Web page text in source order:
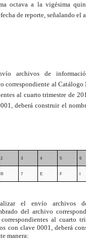
octava a la vigésima
de reporte, señalando el
archivos de
correspondiente al
al cuarto trimestre de
deberá construir el
2 3 4 5 6
R 7 E F I
el envío archivos
del archivo
al cuarto
con clave 0001, deberá
manera: